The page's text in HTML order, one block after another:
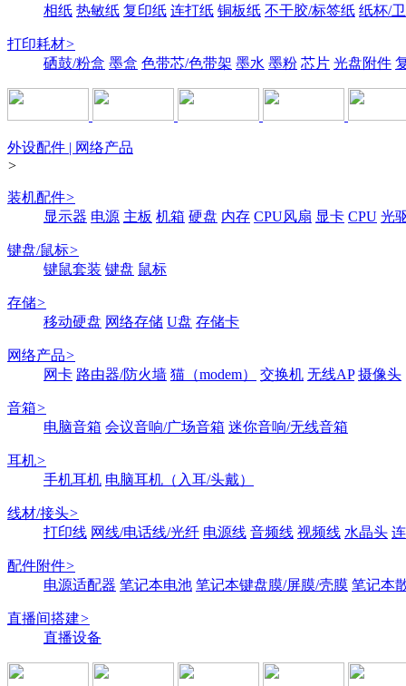
相纸 热敏纸 复印纸 连打纸 铜板纸 不干胶/标签纸 纸杯/
打印耗材>
硒鼓/粉盒 墨盒 色带芯/色带架 墨水 墨粉 芯片 光盘附件
外设配件 | 网络产品
>
装机配件>
显示器 电源 主板 机箱 硬盘 内存 CPU风扇 显卡 CPU 光
键盘/鼠标>
键鼠套装 键盘 鼠标
存储>
移动硬盘 网络存储 U盘 存储卡
网络产品>
网卡 路由器/防火墙 猫（modem） 交换机 无线AP 摄像头
音箱>
电脑音箱 会议音响/广场音箱 迷你音响/无线音箱
耳机>
手机耳机 电脑耳机（入耳/头戴）
线材/接头>
打印线 网线/电话线/光纤 电源线 音频线 视频线 水晶头
配件附件>
电源适配器 笔记本电池 笔记本键盘膜/屏膜/壳膜 笔记本
直播间搭建>
直播设备